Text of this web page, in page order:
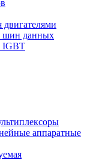
шин данных
IGBT
аппаратные